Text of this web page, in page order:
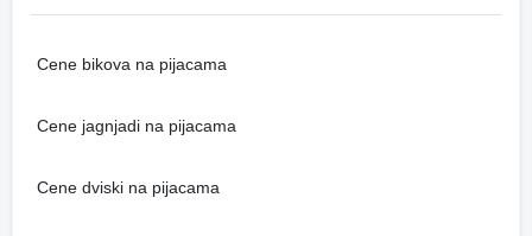
Cene bikova na pijacama
Cene jagnjadi na pijacama
Cene dviski na pijacama